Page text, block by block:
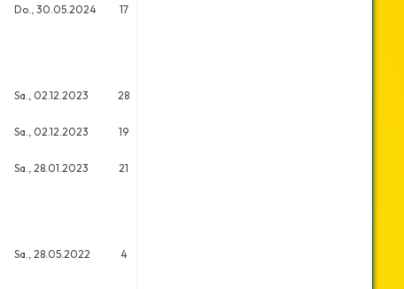
Do., 30.05.2024 17
Sa., 02.12.2023 28
Sa., 02.12.2023 19
Sa., 28.01.2023 21
Sa., 28.05.2022 4